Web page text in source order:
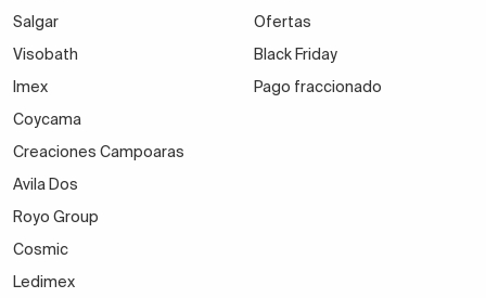
Salgar
Visobath
Imex
Coycama
Creaciones Campoaras
Avila Dos
Royo Group
Cosmic
Ledimex
Ofertas
Black Friday
Pago fraccionado